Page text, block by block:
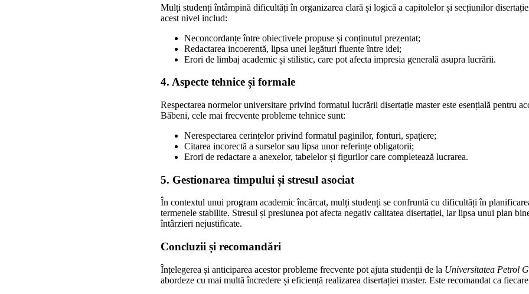
Mulți studenți întâmpină dificultăți în organizarea clară și logică a capitolelor și secțiunilor
acest nivel includ:
Neconcordanțe între obiectivele propuse și conținutul prezentat;
Redactarea incoerentă, lipsa unei legături fluente între idei;
Erori de limbaj academic și stilistic, care pot afecta impresia generală asupra lucrării.
4. Aspecte tehnice și formale
Respectarea normelor universitare privind formatul lucrării disertație master este esențială pentru
Băbeni, cele mai frecvente probleme tehnice sunt:
Nerespectarea cerințelor privind formatul paginilor, fonturi, spațiere;
Citarea incorectă a surselor sau lipsa unor referințe obligatorii;
Erori de redactare a anexelor, tabelelor și figurilor care completează lucrarea.
5. Gestionarea timpului și stresul asociat
În contextul unui program academic încărcat, mulți studenți se confruntă cu dificultăți în
termenele stabilite. Stresul și presiunea pot afecta negativ calitatea disertației, iar lipsa unui plan
întârzieri nejustificate.
Concluzii și recomandări
Înțelegerea și anticiparea acestor probleme frecvente pot ajuta studenții de la Universitatea Petrol
abordeze cu mai multă încredere și eficiență realizarea disertației master. Este recomandat ca